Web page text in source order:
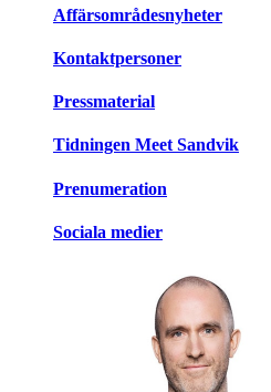
Affärsområdesnyheter
Kontaktpersoner
Pressmaterial
Tidningen Meet Sandvik
Prenumeration
Sociala medier